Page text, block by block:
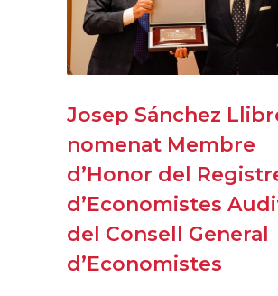
Josep Sánchez
nomenat Membre
d’Honor del
d’Economistes
del Consell General
d’Economistes